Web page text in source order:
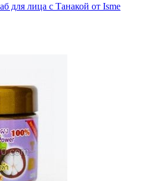
для лица с Танакой от Isme